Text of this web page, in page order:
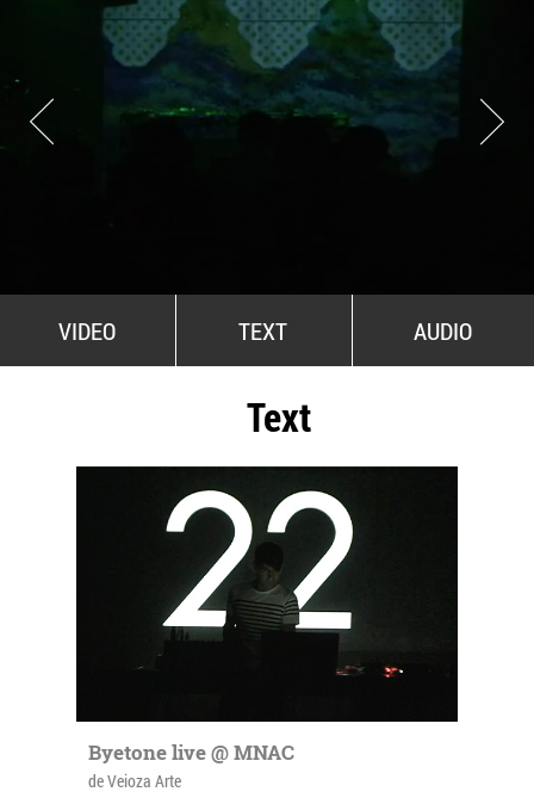
anului la MACAZ
CinePOLSKA – filme poloneze la
București
PEOPLE OF ROMANIA se lansează la
galeria Simeza
All Stars For Outernational
VIDEO TEXT AUDIO
Text
Byetone live @ MNAC
de Veioza Arte